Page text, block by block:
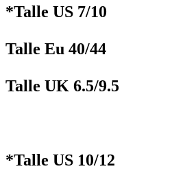
*Talle US 7/10
Talle Eu 40/44
Talle UK 6.5/9.5
*Talle US 10/12